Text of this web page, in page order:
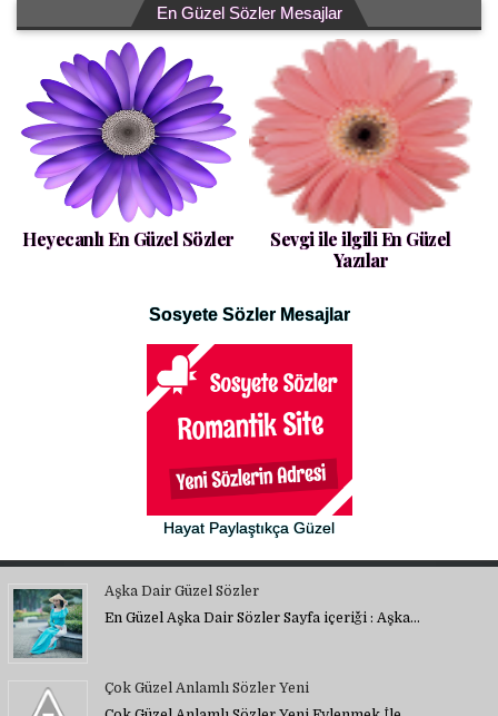
En Güzel Sözler Mesajlar
Heyecanlı En Güzel Sözler
Sevgi ile ilgili En Güzel
Yazılar
Sosyete Sözler Mesajlar
Hayat Paylaştıkça Güzel
Aşka Dair Güzel Sözler
En Güzel Aşka Dair Sözler Sayfa içeriği : Aşka…
Çok Güzel Anlamlı Sözler Yeni